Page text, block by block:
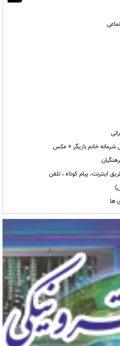
خانم بازیگر + عکس
اینترنت، پیام کوتاه ، تلفن
ها